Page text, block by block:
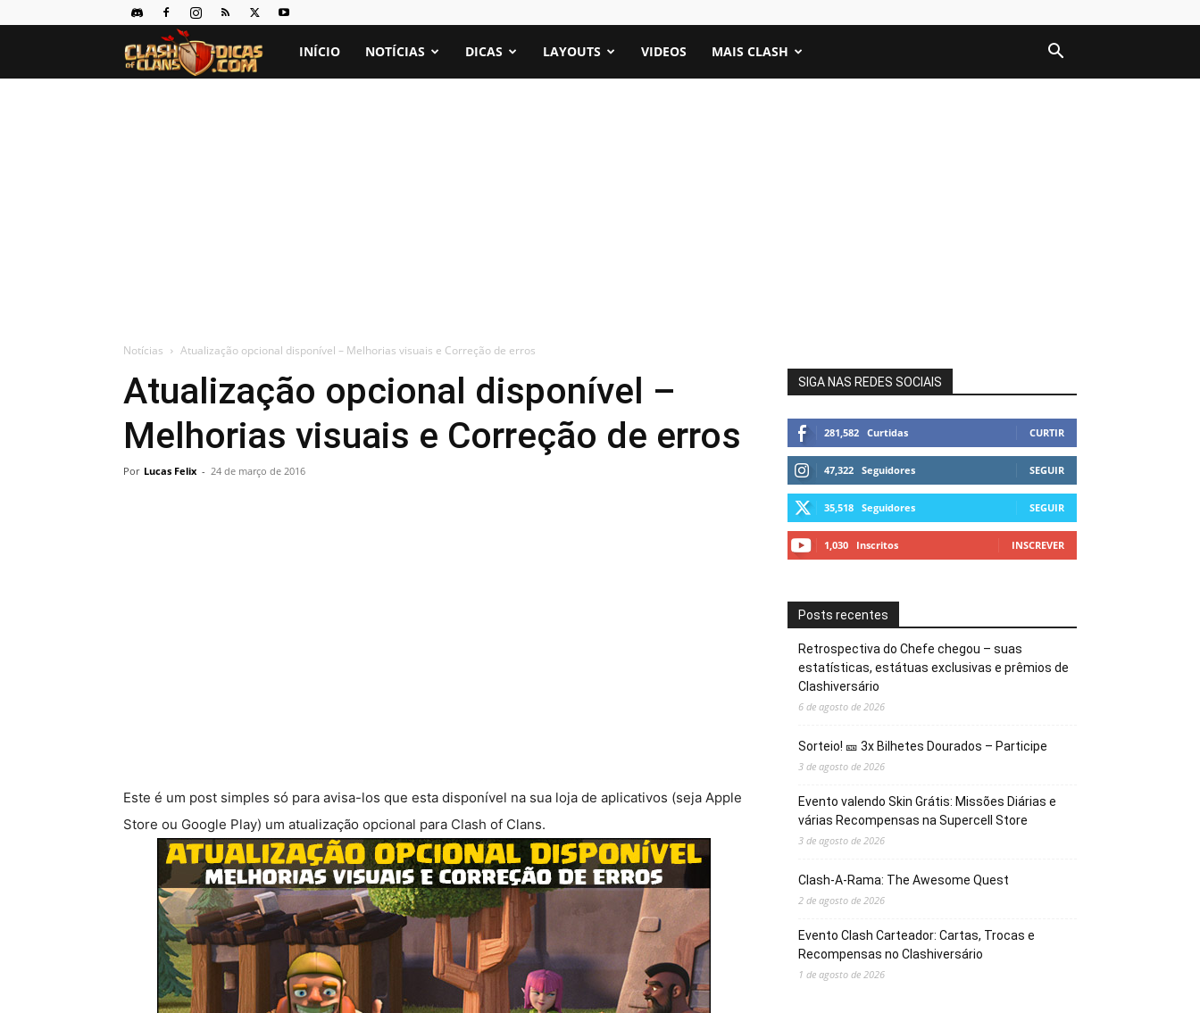
Clash
INÍCIO NOTÍCIAS DICAS LAYOUTS VIDEOS MAIS CLASH
Notícias Atualização opcional disponível – Melhorias visuais e Correção de erros
Atualização opcional disponível –
Melhorias visuais e Correção de erros
Por Lucas Felix - 24 de março de 2016
Este é um post simples só para avisa-los que esta disponível na sua loja de aplicativos (seja Apple
Store ou Google Play) um atualização opcional para Clash of Clans.
SIGA NAS REDES SOCIAIS
281,582 Curtidas CURTIR
47,322 Seguidores SEGUIR
35,518 Seguidores SEGUIR
1,030 Inscritos INSCREVER
Posts recentes
Retrospectiva do Chefe chegou – suas
estatísticas, estátuas exclusivas e prêmios de
Clashiversário
6 de agosto de 2026
Sorteio! 🎫 3x Bilhetes Dourados – Participe
3 de agosto de 2026
Evento valendo Skin Grátis: Missões Diárias e
várias Recompensas na Supercell Store
3 de agosto de 2026
Clash-A-Rama: The Awesome Quest
2 de agosto de 2026
Evento Clash Carteador: Cartas, Trocas e
Recompensas no Clashiversário
1 de agosto de 2026